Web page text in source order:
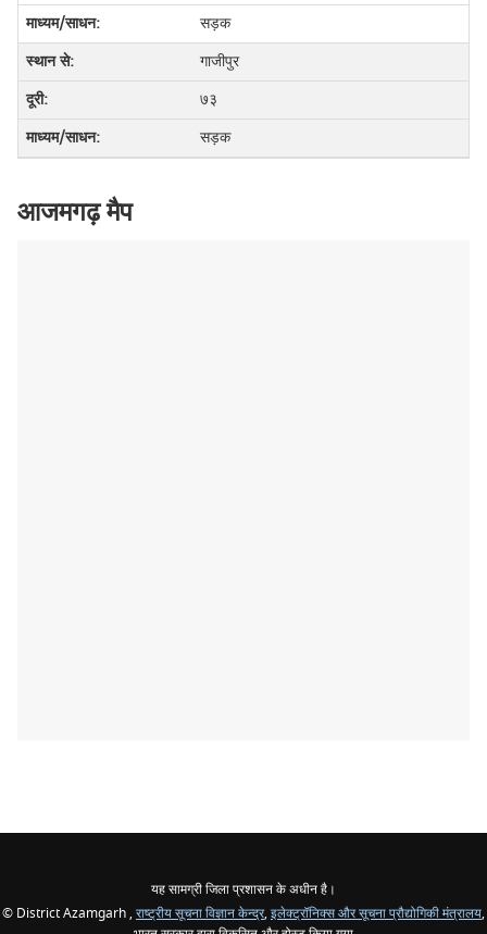
सड़क
गाजीपुर
७३
सड़क
आजमगढ़ मैप
यह सामग्री जिला प्रशासन के अधीन है।
© District Azamgarh , राष्ट्रीय सूचना विज्ञान केन्द्र, इलेक्ट्रॉनिक्स और सूचना प्रौद्योगिकी मंत्रालय,